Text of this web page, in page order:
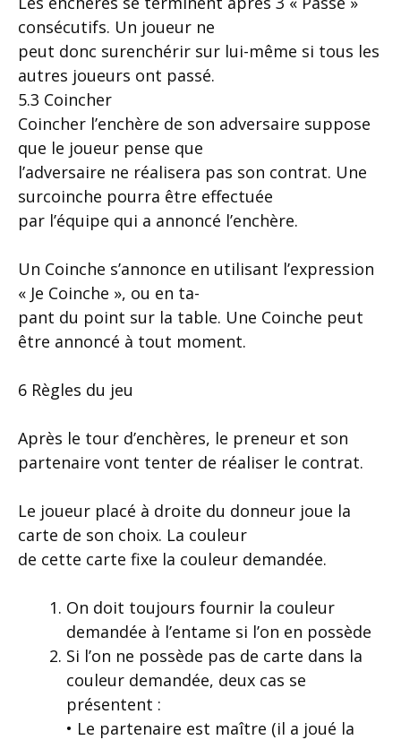
consécutifs. Un joueur ne
peut donc surenchérir sur lui-même si tous les
autres joueurs ont passé.
5.3 Coincher
Coincher l’enchère de son adversaire suppose
que le joueur pense que
l’adversaire ne réalisera pas son contrat. Une
surcoinche pourra être effectuée
par l’équipe qui a annoncé l’enchère.
Un Coinche s’annonce en utilisant l’expression
« Je Coinche », ou en ta-
pant du point sur la table. Une Coinche peut
être annoncé à tout moment.
6 Règles du jeu
Après le tour d’enchères, le preneur et son
partenaire vont tenter de réaliser le contrat.
Le joueur placé à droite du donneur joue la
carte de son choix. La couleur
de cette carte fixe la couleur demandée.
On doit toujours fournir la couleur
demandée à l’entame si l’on en possède
Si l’on ne possède pas de carte dans la
couleur demandée, deux cas se
présentent :
• Le partenaire est maître (il a joué la